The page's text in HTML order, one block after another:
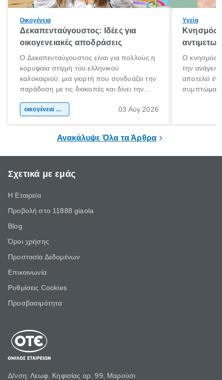
Οικογένεια
Δεκαπενταύγουστος: Ιδέες για
οικογενειακές αποδράσεις
Ο Δεκαπενταύγουστος είναι για πολλούς η
κορυφαία στιγμή του ελληνικού
καλοκαιριού: μια γιορτή που συνδυάζει την
παράδοση με τις διακοπές και δίνει την
χώρας. Είτε πρόκειται για λίγες μέρες
οικογένεια & παιδί 03 Αύγ 2026
Υγεία
Κνησμός:
Ο κνησμός
την ανάγκη
αποτελεί
Ανακάλυψε Όλα τα Άρθρα
Σχετικά με εμάς
Η Εταιρεία
Προβολή στο 11888 giaola
Blog
Όροι χρήσης
Προστασία Δεδομένων
Επικοινωνία
Ρυθμίσεις Cookies
Προσβασιμότητα
Δ/νση: Λεωφ. Κηφισίας αρ. 99, Μαρούσι